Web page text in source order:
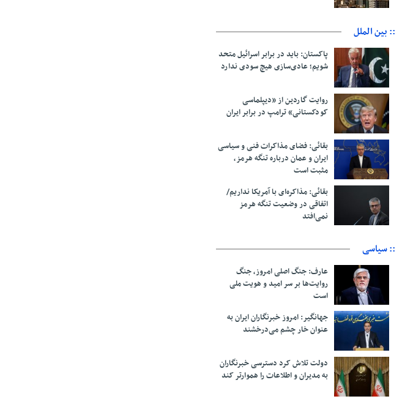
:: بین الملل
پاکستان: باید در برابر اسرائیل متحد
شویم؛ عادی‌سازی هیچ سودی ندارد
روایت گاردین از «دیپلماسی
کودکستانی» ترامپ در برابر ایران
بقائی: فضای مذاکرات فنی و سیاسی
ایران و عمان درباره تنگه هرمز،
مثبت است
بقائی: مذاکره‌ای با آمریکا نداریم/
اتفاقی در وضعیت تنگه هرمز
نمی‌افتد
:: سیاسی
عارف: جنگ اصلی امروز، جنگ
روایت‌ها بر سر امید و هویت ملی
است
جهانگیر: امروز خبرنگاران ایران به
عنوان خار چشم می‌درخشند
دولت تلاش کرد دسترسی خبرنگاران
به مدیران و اطلاعات را هموارتر کند